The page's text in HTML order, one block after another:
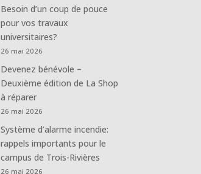
Besoin d’un coup de pouce
pour vos travaux
universitaires?
26 mai 2026
Devenez bénévole –
Deuxième édition de La Shop
à réparer
26 mai 2026
Système d’alarme incendie:
rappels importants pour le
campus de Trois-Rivières
26 mai 2026